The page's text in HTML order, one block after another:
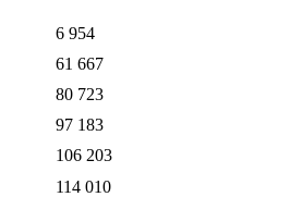
6 954
61 667
80 723
97 183
106 203
114 010